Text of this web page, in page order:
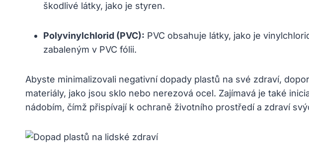
škodlivé látky, jako je styren.
Polyvinylchlorid (PVC): PVC obsahuje látky, jako je
zabaleným v PVC fólii.
Abyste minimalizovali negativní dopady plastů na své zdraví,
materiály, jako jsou sklo nebo nerezová ocel. Zajímavá je také
nádobím, čímž přispívají k ochraně životního prostředí a zdraví